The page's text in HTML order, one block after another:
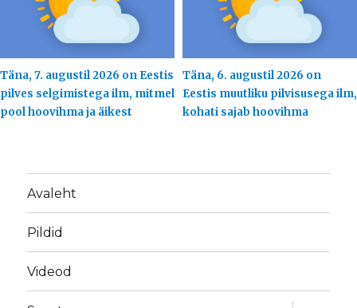
Täna, 7. augustil 2026 on Eestis
pilves selgimistega ilm, mitmel
pool hoovihma ja äikest
Täna, 6. augustil 2026 on
Eestis muutliku pilvisusega ilm,
kohati sajab hoovihma
Avaleht
Pildid
Videod